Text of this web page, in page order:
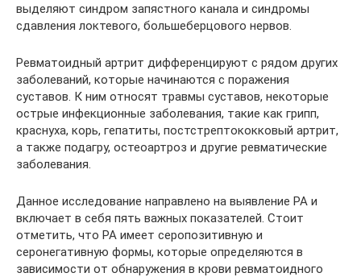
выделяют синдром запястного канала и синдромы
сдавления локтевого, большеберцового нервов.
Ревматоидный артрит дифференцируют с рядом других
заболеваний, которые начинаются с поражения
суставов. К ним относят травмы суставов, некоторые
острые инфекционные заболевания, такие как грипп,
краснуха, корь, гепатиты, постстрептококковый артрит,
а также подагру, остеоартроз и другие ревматические
заболевания.
Данное исследование направлено на выявление РА и
включает в себя пять важных показателей. Стоит
отметить, что РА имеет серопозитивную и
серонегативную формы, которые определяются в
зависимости от обнаружения в крови ревматоидного